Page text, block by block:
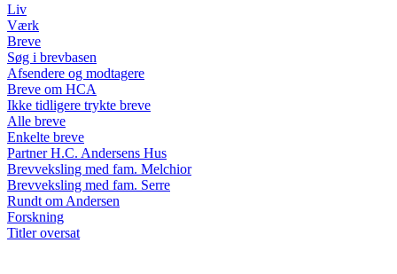
Liv
Værk
Breve
Søg i brevbasen
Afsendere og modtagere
Breve om HCA
Ikke tidligere trykte breve
Alle breve
Enkelte breve
Partner H.C. Andersens Hus
Brevveksling med fam. Melchior
Brevveksling med fam. Serre
Rundt om Andersen
Forskning
Titler oversat